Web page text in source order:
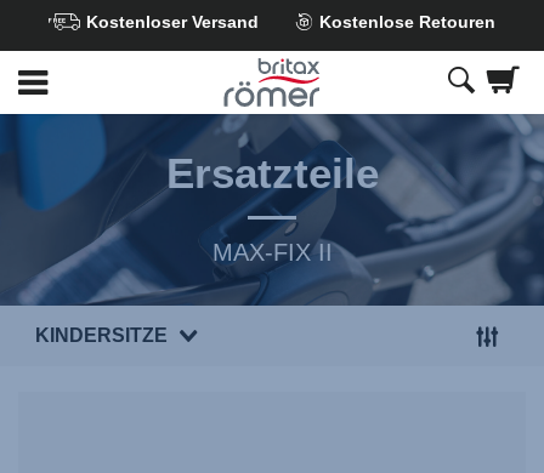
Hauptinhalt
springen
Kostenloser Versand Kostenlose Retouren
Ersatzteile
MAX-FIX II
KINDERSITZE